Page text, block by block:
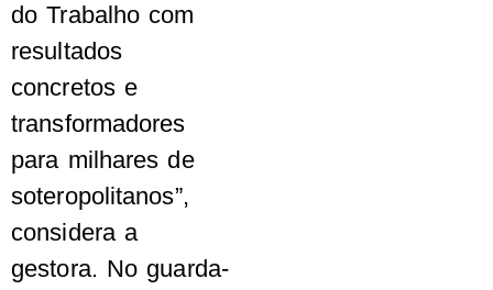
do Trabalho com
resultados
concretos e
transformadores
para milhares de
soteropolitanos”,
considera a
gestora. No guarda-